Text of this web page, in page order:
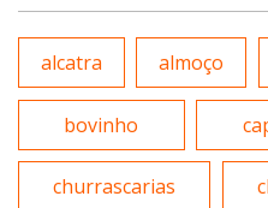
Self-
alcatra almoço
bovinho
churrascarias